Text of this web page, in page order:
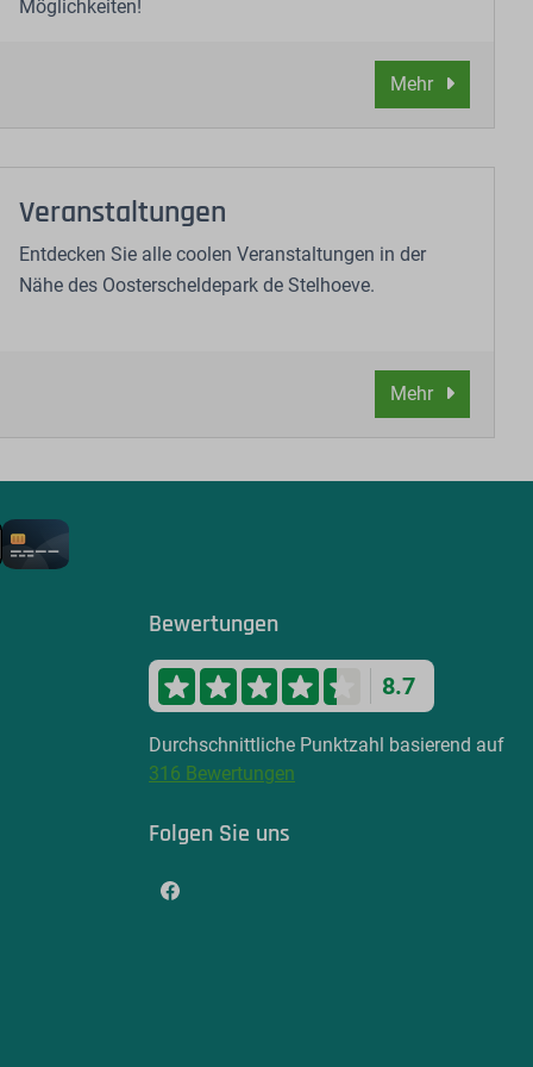
Möglichkeiten!
Mehr
Veranstaltungen
Entdecken Sie alle coolen Veranstaltungen in der
Nähe des Oosterscheldepark de Stelhoeve.
Mehr
Bewertungen
8.7
Durchschnittliche Punktzahl basierend auf
316 Bewertungen
Folgen Sie uns